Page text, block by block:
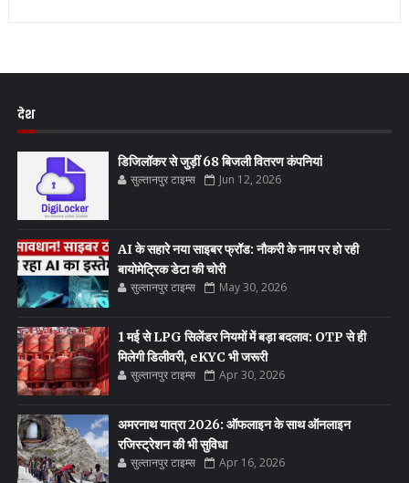
देश
डिजिलॉकर से जुड़ीं 68 बिजली वितरण कंपनियां
सुल्तानपुर टाइम्स Jun 12, 2026
AI के सहारे नया साइबर फ्रॉड: नौकरी के नाम पर हो रही
बायोमेट्रिक डेटा की चोरी
सुल्तानपुर टाइम्स May 30, 2026
1 मई से LPG सिलेंडर नियमों में बड़ा बदलाव: OTP से ही
मिलेगी डिलीवरी, eKYC भी जरूरी
सुल्तानपुर टाइम्स Apr 30, 2026
अमरनाथ यात्रा 2026: ऑफलाइन के साथ ऑनलाइन
रजिस्ट्रेशन की भी सुविधा
सुल्तानपुर टाइम्स Apr 16, 2026